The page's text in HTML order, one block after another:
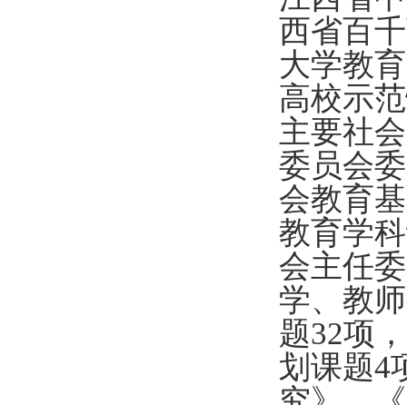
西省百
大学教
高校示
主要社
委员会
会教育
教育学
会主任
学、教
题32项
划课题4